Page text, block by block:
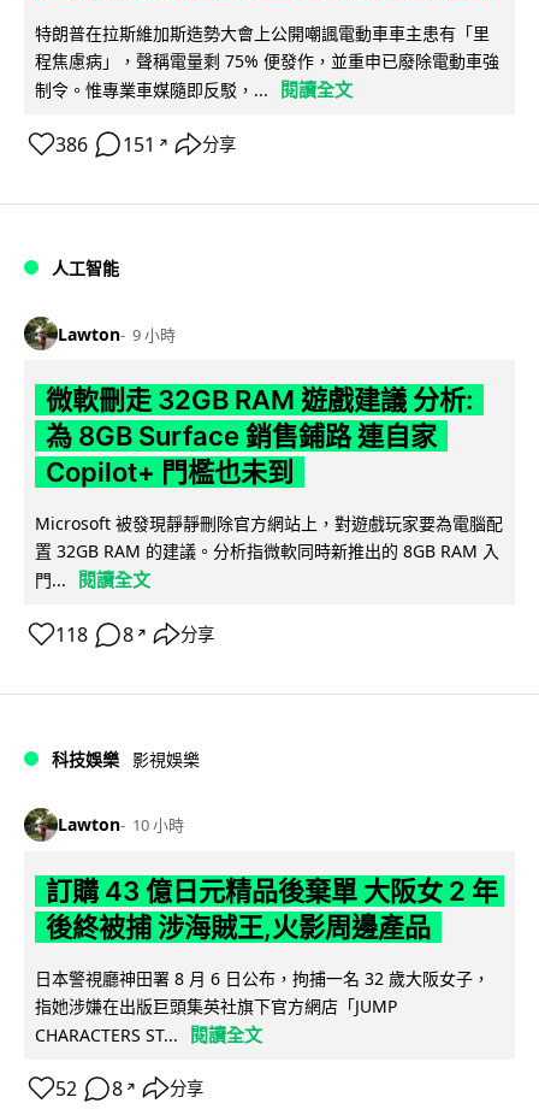
特朗普在拉斯維加斯造勢大會上公開嘲諷電動車車主患有「里
程焦慮病」，聲稱電量剩 75% 便發作，並重申已廢除電動車強
制令。惟專業車媒隨即反駁，...
閱讀全文
386 151 ↗ 分享
人工智能
Lawton 9 小時
微軟刪走 32GB RAM 遊戲建議 分析:
為 8GB Surface 銷售鋪路 連自家
Copilot+ 門檻也未到
Microsoft 被發現靜靜刪除官方網站上，對遊戲玩家要為電腦配
置 32GB RAM 的建議。分析指微軟同時新推出的 8GB RAM 入
門...
閱讀全文
118 8 ↗ 分享
科技娛樂 影視娛樂
Lawton 10 小時
訂購 43 億日元精品後棄單 大阪女 2 年
後終被捕 涉海賊王,火影周邊產品
日本警視廳神田署 8 月 6 日公布，拘捕一名 32 歲大阪女子，
指她涉嫌在出版巨頭集英社旗下官方網店「JUMP
CHARACTERS ST...
閱讀全文
52 8 ↗ 分享